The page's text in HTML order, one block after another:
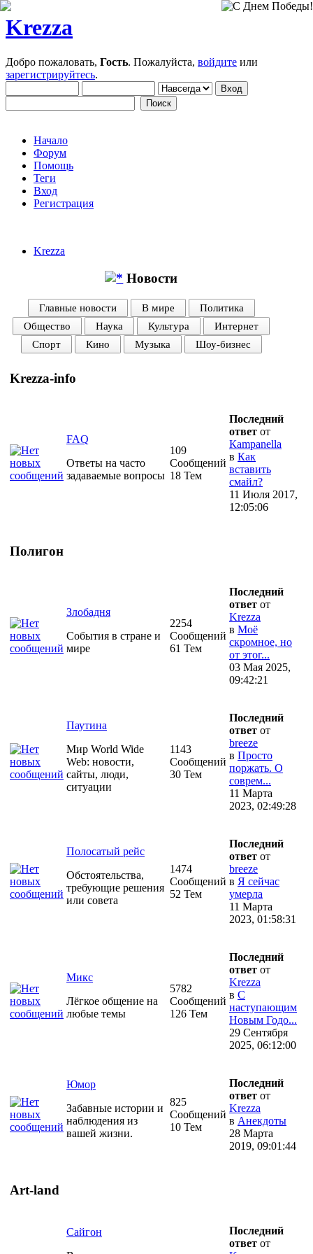
Krezza
Добро пожаловать, Гость. Пожалуйста, войдите или
зарегистрируйтесь.
Начало
Форум
Помощь
Теги
Вход
Регистрация
Krezza
Новости
Главные новости В мире
Политика
Общество
Наука Культура
Интернет
Спорт
Кино Музыка Шоу-бизнес
Krezza-info
FAQ
Ответы на часто
задаваемые вопросы
109
Сообщений
18 Тем
Последний
ответ от
Кampanella
в Как
вставить
смайл?
11 Июля 2017,
12:05:06
Полигон
Злобадня
События в стране и
мире
2254
Сообщений
61 Тем
Последний
ответ от
Krezza
в Моё
скромное, но
от этог...
03 Мая 2025,
09:42:21
Паутина
Мир World Wide
Web: новости,
сайты, люди,
ситуации
1143
Сообщений
30 Тем
Последний
ответ от
breeze
в Просто
поржать. О
соврем...
11 Марта
2023, 02:49:28
Полосатый рейс
Обстоятельства,
требующие решения
или совета
1474
Сообщений
52 Тем
Последний
ответ от
breeze
в Я сейчас
умерла
11 Марта
2023, 01:58:31
Микс
Лёгкое общение на
любые темы
5782
Сообщений
126 Тем
Последний
ответ от
Krezza
в С
наступающим
Новым Годо...
29 Сентября
2025, 06:12:00
Юмор
Забавные истории и
наблюдения из
вашей жизни.
825
Сообщений
10 Тем
Последний
ответ от
Krezza
в Анекдоты
28 Марта
2019, 09:01:44
Art-land
Сайгон
Последний
ответ от